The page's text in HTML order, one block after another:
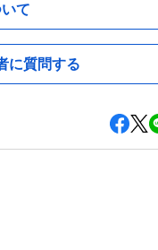
て
に質問する